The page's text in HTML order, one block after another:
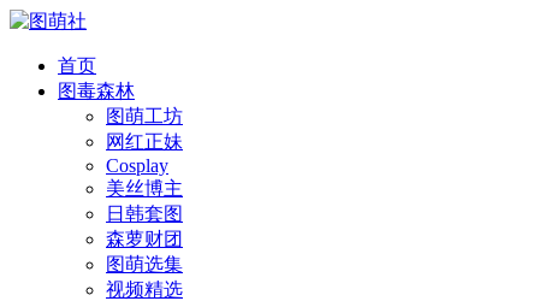
首页
图毒森林
图萌工坊
网红正妹
Cosplay
美丝博主
日韩套图
森萝财团
图萌选集
视频精选